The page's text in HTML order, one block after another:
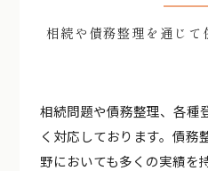
相続や債務整理を通じ
相続問題や債務整理、各種
く対応しております。債務
野においても多くの実績を